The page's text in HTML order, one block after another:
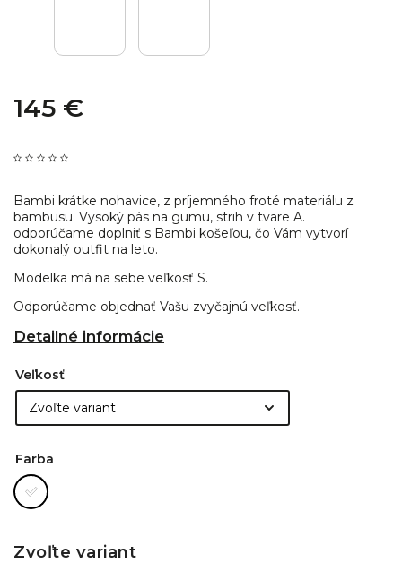
145 €
Bambi krátke nohavice, z príjemného froté materiálu z
bambusu. Vysoký pás na gumu, strih v tvare A.
odporúčame doplniť s Bambi košeľou, čo Vám vytvorí
dokonalý outfit na leto.
Modelka má na sebe veľkosť S.
Odporúčame objednať Vašu zvyčajnú veľkosť.
Detailné informácie
Veľkosť
Farba
Zvoľte variant